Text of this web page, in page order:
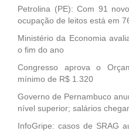
Petrolina (PE): Com 91
ocupação de leitos está em
Ministério da Economia
o fim do ano
Congresso aprova o
mínimo de R$ 1.320
Governo de Pernambuco
nível superior; salários
InfoGripe: casos de SRAG